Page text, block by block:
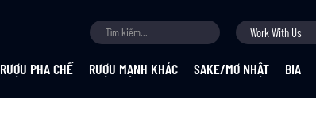
Work With Us
RƯỢU PHA CHẾ RƯỢU MẠNH KHÁC SAKE/MƠ NHẬT BIA